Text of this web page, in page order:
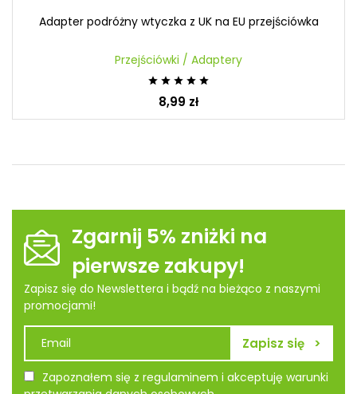
Adapter podróżny wtyczka z UK na EU przejściówka
Przejściówki / Adaptery
    
8,99 zł
Zgarnij 5% zniżki na
pierwsze zakupy!
Zapisz się do Newslettera i bądź na bieżąco z naszymi
promocjami!
Zapoznałem się z regulaminem i akceptuję warunki